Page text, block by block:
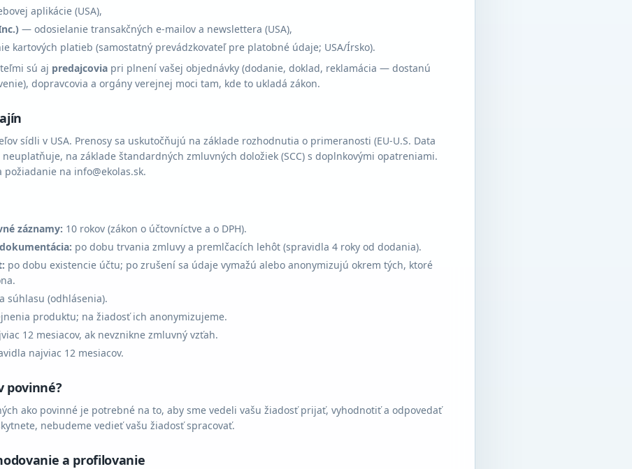
aplikácie (USA),
— odosielanie transakčných e-mailov a newslettera (USA),
kartových platieb (samostatný prevádzkovateľ pre platobné údaje; USA/Írsko).
sú aj predajcovia pri plnení vašej objednávky (dodanie, doklad, reklamácia — dostanú
dopravcovia a orgány verejnej moci tam, kde to ukladá zákon.
sídli v USA. Prenosy sa uskutočňujú na základe rozhodnutia o primeranosti (EU-U.S. Data
neuplatňuje, na základe štandardných zmluvných doložiek (SCC) s doplnkovými opatreniami.
na info@ekolas.sk.
záznamy: 10 rokov (zákon o účtovníctve a o DPH).
po dobu trvania zmluvy a premlčacích lehôt (spravidla 4 roky od dodania).
po dobu existencie účtu; po zrušení sa údaje vymažú alebo anonymizujú okrem tých, ktoré
súhlasu (odhlásenia).
produktu; na žiadosť ich anonymizujeme.
12 mesiacov, ak nevznikne zmluvný vzťah.
najviac 12 mesiacov.
povinné?
ako povinné je potrebné na to, aby sme vedeli vašu žiadosť prijať, vyhodnotiť a odpovedať
nebudeme vedieť vašu žiadosť spracovať.
a profilovanie